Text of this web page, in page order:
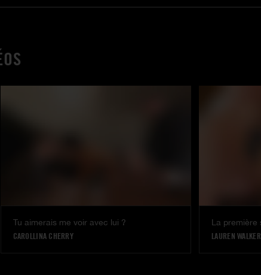
Tu aimerais me voir avec lui ?
CAROLLINA CHERRY
LAUREN WALKER